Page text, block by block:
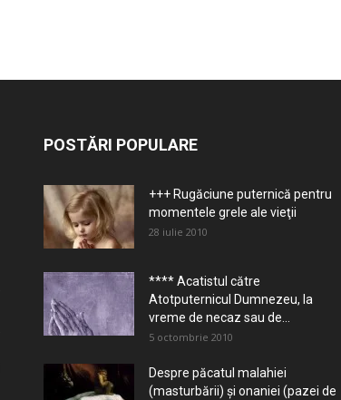
POSTĂRI POPULARE
+++ Rugăciune puternică pentru
momentele grele ale vieţii
28 iulie 2010
**** Acatistul către
Atotputernicul Dumnezeu, la
vreme de necaz sau de...
5 octombrie 2010
Despre păcatul malahiei
(masturbării) şi onaniei (pazei de